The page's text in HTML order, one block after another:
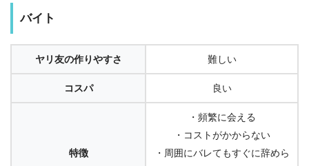
バイト
ヤリ友の作りやすさ 難しい
コスパ 良い
特徴
・頻繁に会える
・コストがかからない
・周囲にバレてもすぐに辞めら